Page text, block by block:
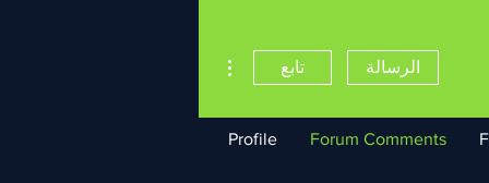
الرسالة تابع
Profile Forum Comments